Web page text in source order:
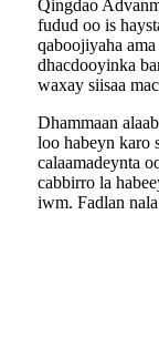
Qingdao
fudud oo is
qaboojiyaha
dhacdooyinka
waxay siisaa
Dhammaan
loo habeyn karo
calaamadeynta
cabbirro la
iwm. Fadlan